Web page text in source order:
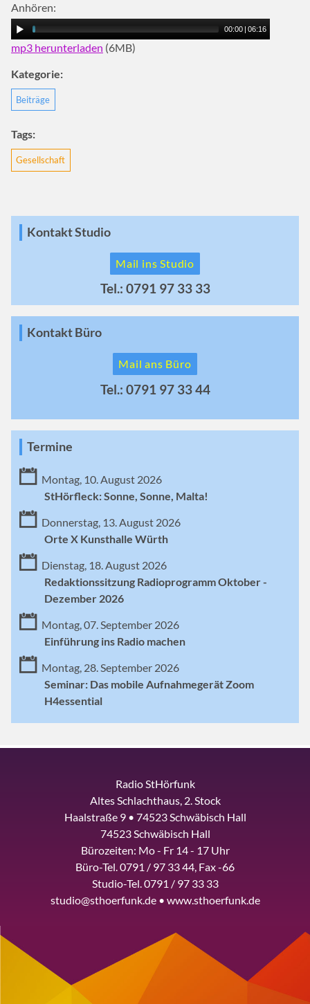
Anhören:
00:00 | 06:16
mp3 herunterladen (6MB)
Kategorie:
Beiträge
Tags:
Gesellschaft
Kontakt Studio
Mail ins Studio
Tel.: 0791 97 33 33
Kontakt Büro
Mail ans Büro
Tel.: 0791 97 33 44
Termine
Montag, 10. August 2026
StHörfleck: Sonne, Sonne, Malta!
Donnerstag, 13. August 2026
Orte X Kunsthalle Würth
Dienstag, 18. August 2026
Redaktionssitzung Radioprogramm Oktober -
Dezember 2026
Montag, 07. September 2026
Einführung ins Radio machen
Montag, 28. September 2026
Seminar: Das mobile Aufnahmegerät Zoom
H4essential
Radio StHörfunk
Altes Schlachthaus, 2. Stock
Haalstraße 9 • 74523 Schwäbisch Hall
74523 Schwäbisch Hall
Bürozeiten: Mo - Fr 14 - 17 Uhr
Büro-Tel. 0791 / 97 33 44, Fax -66
Studio-Tel. 0791 / 97 33 33
studio@sthoerfunk.de • www.sthoerfunk.de